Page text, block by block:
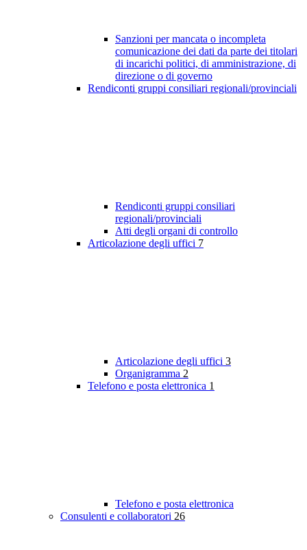
Sanzioni per mancata o incompleta
comunicazione dei dati da parte dei titolari
di incarichi politici, di amministrazione, di
direzione o di governo
Rendiconti gruppi consiliari regionali/provinciali
Rendiconti gruppi consiliari
regionali/provinciali
Atti degli organi di controllo
Articolazione degli uffici 7
Articolazione degli uffici 3
Organigramma 2
Telefono e posta elettronica 1
Telefono e posta elettronica
Consulenti e collaboratori 26